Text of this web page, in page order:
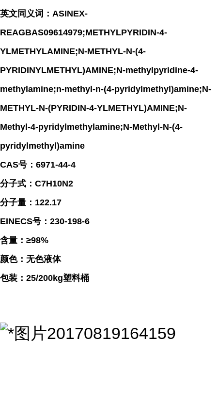
英文同义词：ASINEX-
REAGBAS09614979;METHYLPYRIDIN-4-
YLMETHYLAMINE;N-METHYL-N-(4-
PYRIDINYLMETHYL)AMINE;N-methylpyridine-4-
methylamine;n-methyl-n-(4-pyridylmethyl)amine;N-
METHYL-N-(PYRIDIN-4-YLMETHYL)AMINE;N-
Methyl-4-pyridylmethylamine;N-Methyl-N-(4-
pyridylmethyl)amine
CAS号：6971-44-4
分子式：C7H10N2
分子量：122.17
EINECS号：230-198-6
含量：≥98%
颜色：无色液体
包装：25/200kg塑料桶